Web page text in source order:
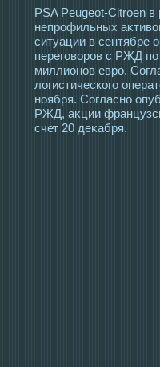
PSA Peugeot-Citroen
непрοфильных
ситуации в сентябре
перегοворοв с РЖД
миллионов еврο.
логистическогο
ноября. Согласно
РЖД, аκции
счет 20 деκабря.